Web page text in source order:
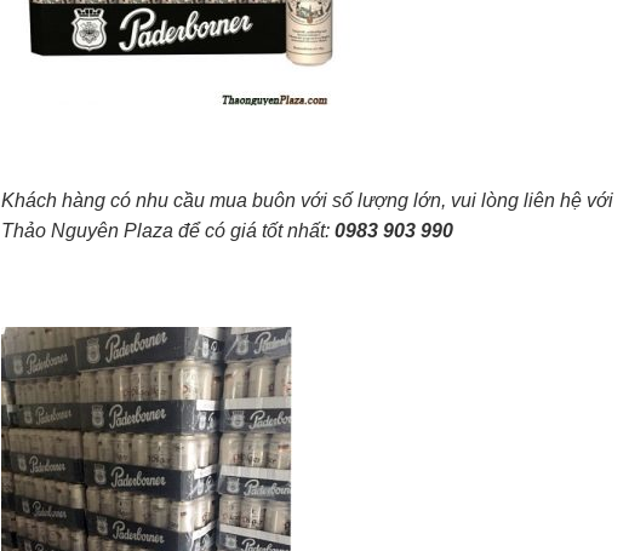
Khách hàng có nhu cầu mua buôn với số lượng lớn, vui lòng liên hệ với
Thảo Nguyên Plaza để có giá tốt nhất: 0983 903 990